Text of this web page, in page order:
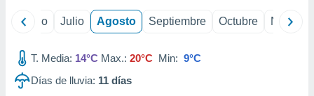
e
mediante
Junio Julio Agosto Septiembre Octubre
T. Media: 14°C Max.: 20°C Min: 9°C
Días de lluvia: 11 días